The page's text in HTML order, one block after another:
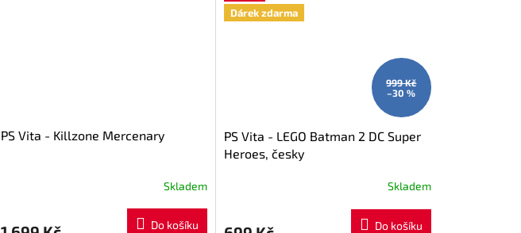
PS Vita - Killzone Mercenary
Skladem
Do košíku
Dárek zdarma
999 Kč
–30 %
PS Vita - LEGO Batman 2 DC Super
Heroes, česky
Skladem
Do košíku